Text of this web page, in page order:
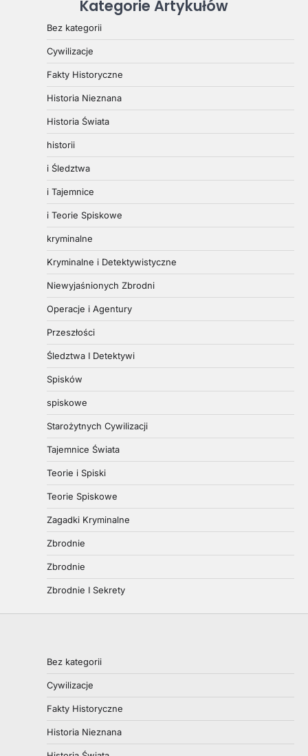
Kategorie Artykułów
Bez kategorii
Cywilizacje
Fakty Historyczne
Historia Nieznana
Historia Świata
historii
i Śledztwa
i Tajemnice
i Teorie Spiskowe
kryminalne
Kryminalne i Detektywistyczne
Niewyjaśnionych Zbrodni
Operacje i Agentury
Przeszłości
Śledztwa I Detektywi
Spisków
spiskowe
Starożytnych Cywilizacji
Tajemnice Świata
Teorie i Spiski
Teorie Spiskowe
Zagadki Kryminalne
Zbrodnie
Zbrodnie
Zbrodnie I Sekrety
Bez kategorii
Cywilizacje
Fakty Historyczne
Historia Nieznana